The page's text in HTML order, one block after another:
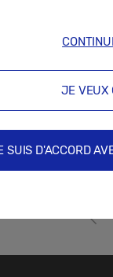
JE VEUX
SUIS D'ACCORD